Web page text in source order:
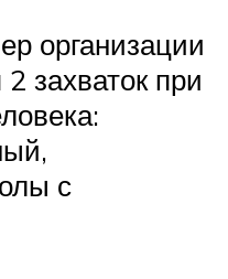
организации
захваток при
с